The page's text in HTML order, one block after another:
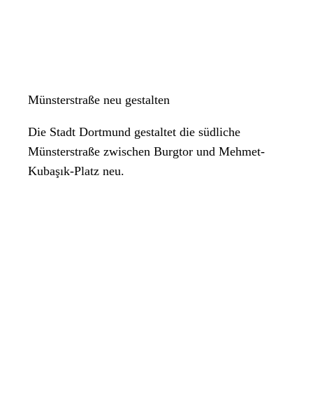
Münsterstraße neu gestalten
Die Stadt Dortmund gestaltet die südliche
Münsterstraße zwischen Burgtor und Mehmet-
Kubaşık-Platz neu.